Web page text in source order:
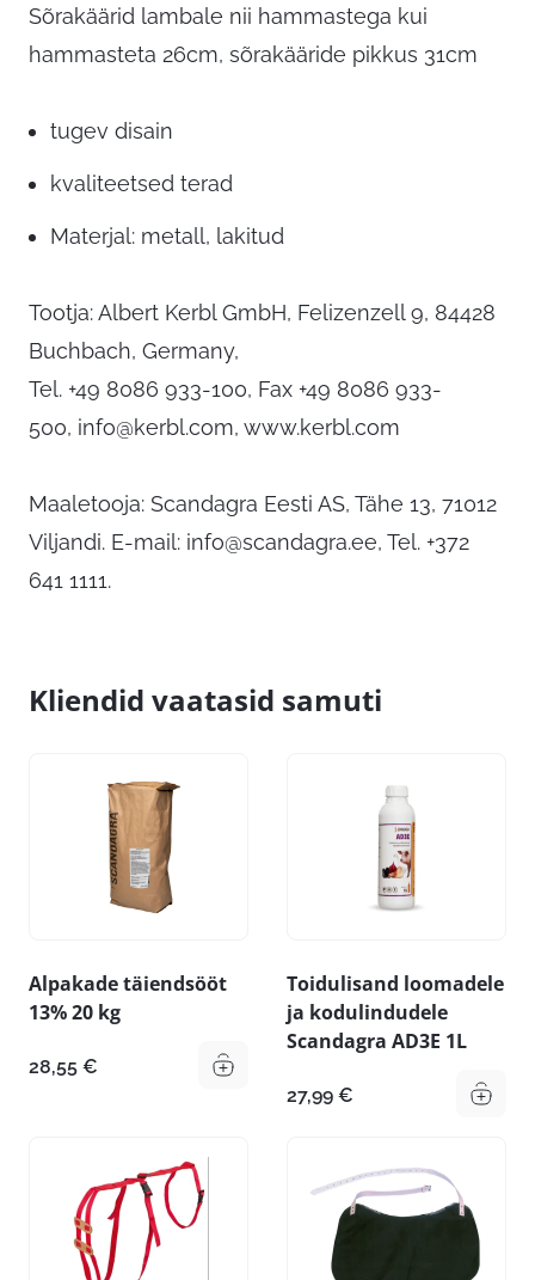
Sõrakäärid lambale nii hammastega kui
hammasteta 26cm, sõrakääride pikkus 31cm
tugev disain
kvaliteetsed terad
Materjal: metall, lakitud
Tootja: Albert Kerbl GmbH, Felizenzell 9, 84428
Buchbach, Germany,
Tel. +49 8086 933-100, Fax +49 8086 933-
500, info@kerbl.com, www.kerbl.com
Maaletooja: Scandagra Eesti AS, Tähe 13, 71012
Viljandi. E-mail: info@scandagra.ee, Tel. +372
641 1111.
Kliendid vaatasid samuti
Alpakade täiendsööt
13% 20 kg
28,55 €
Toidulisand loomadele
ja kodulindudele
Scandagra AD3E 1L
27,99 €